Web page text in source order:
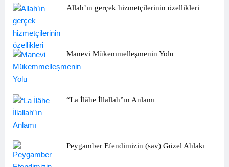
Allah’ın gerçek hizmetçilerinin özellikleri
Manevi Mükemmelleşmenin Yolu
“La İlâhe İllallah”ın Anlamı
Peygamber Efendimizin (sav) Güzel Ahlakı